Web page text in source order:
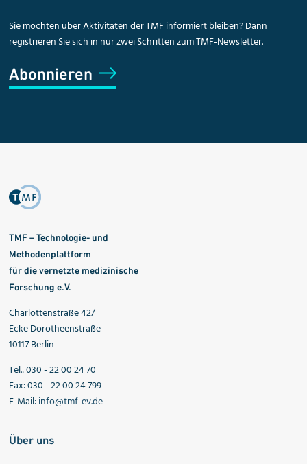
Sie möchten über Aktivitäten der TMF informiert bleiben? Dann
registrieren Sie sich in nur zwei Schritten zum TMF-Newsletter.
Abonnieren
TMF – Technologie- und
Methodenplattform
für die vernetzte medizinische
Forschung e.V.
Charlottenstraße 42/
Ecke Dorotheenstraße
10117 Berlin
Tel.: 030 - 22 00 24 70
Fax: 030 - 22 00 24 799
E-Mail:info@tmf-ev.de
Über uns